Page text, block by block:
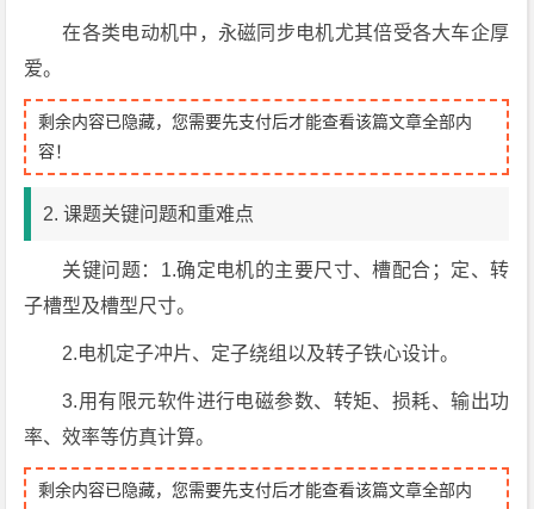
在各类电动机中，永磁同步电机尤其倍受各大车企厚
爱。
剩余内容已隐藏，您需要先支付后才能查看该篇文章全部内
容！
2. 课题关键问题和重难点
关键问题：1.确定电机的主要尺寸、槽配合；定、转
子槽型及槽型尺寸。
2.电机定子冲片、定子绕组以及转子铁心设计。
3.用有限元软件进行电磁参数、转矩、损耗、输出功
率、效率等仿真计算。
剩余内容已隐藏，您需要先支付后才能查看该篇文章全部内